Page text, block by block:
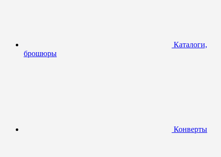
Каталоги,
брошюры
Конверты